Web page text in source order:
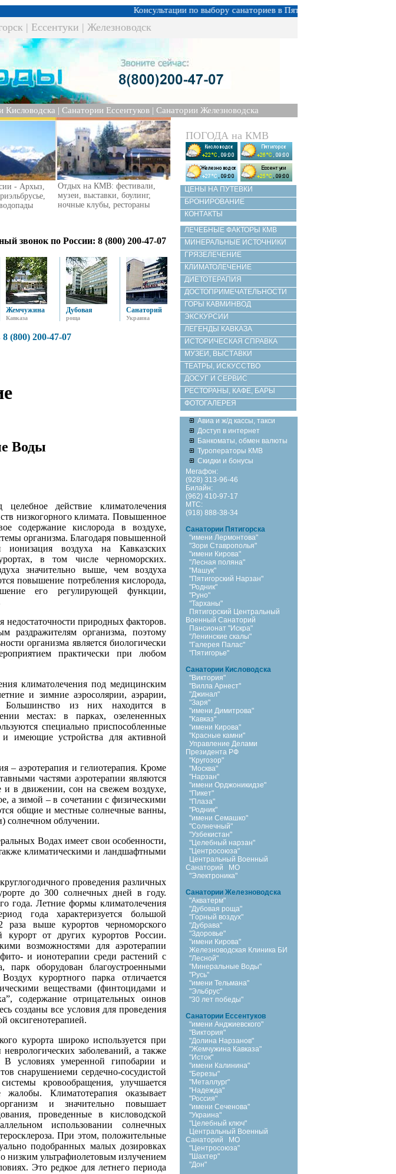
Консультации по выбору санаториев в Пятигорске, Кисловодске,
| Ессентуки | Железноводск
Кисловодска | Санатории Ессентуков| Санатории Железноводска
- Архыз,
Отдых на КМВ: фестивали,
музеи, выставки, боулинг,
ночные клубы, рестораны
ПОГОДА на КМВ
ЦЕНЫ НА ПУТЕВКИ
БРОНИРОВАНИЕ
КОНТАКТЫ
звонок по России: 8 (800) 200-47-07
Жемчужина
Кавказа
Дубовая
роща
Санаторий
Украина
(800) 200-47-07
Воды
действие климатолечения
низкогорного климата. Повышенное
содержание кислорода в воздухе,
организма. Благодаря повышенной
ионизация воздуха на Кавказских
в том числе черноморских.
значительно выше, чем воздуха
повышение потребления кислорода,
его регулирующей функции,
природных факторов.
раздражителям организма, поэтому
организма является биологически
практически при любом
климатолечения под медицинским
и зимние аэросолярии, аэрарии,
Большинство из них находится в
местах: в парках, озелененных
специально приспособленные
имеющие устройства для активной
– аэротерапия и гелиотерапия. Кроме
частями аэротерапии являются
и в движении, сон на свежем воздухе,
а зимой – в сочетании с физическими
общие и местные солнечные ванны,
солнечном облучении.
Водах имеет свои особенности,
климатическими и ландшафтными
проведения различных
до 300 солнечных дней в году.
года. Летние формы климатолечения
года характеризуется большой
раза выше курортов черноморского
курорт от других курортов России.
возможностями для аэротерапии
и ионотерапии среди растений с
оборудован благоустроенными
курортного парка отличается
веществами (финтоцидами и
содержание отрицательных оинов
созданы все условия для проведения
оксигенотерапией.
курорта широко используется при
заболеваний, а также
В условиях умеренной гипобарии и
снарушениеми сердечно-сосудистой
кровообращения, улучшается
жалобы. Климатотерапия оказывает
и значительно повышает
проведенные в кисловодской
использовании солнечных
При этом, положительные
подобранных малых дозировках
низким ультрафиолетовым излучением
Это редкое для летнего периода
ЛЕЧЕБНЫЕ ФАКТОРЫ КМВ
МИНЕРАЛЬНЫЕ ИСТОЧНИКИ
ГРЯЗЕЛЕЧЕНИЕ
КЛИМАТОЛЕЧЕНИЕ
ДИЕТОТЕРАПИЯ
ДОСТОПРИМЕЧАТЕЛЬНОСТИ
ГОРЫ КАВМИНВОД
ЭКСКУРСИИ
ЛЕГЕНДЫ КАВКАЗА
ИСТОРИЧЕСКАЯ СПРАВКА
МУЗЕИ, ВЫСТАВКИ
ТЕАТРЫ, ИСКУССТВО
ДОСУГ И СЕРВИС
РЕСТОРАНЫ, КАФЕ, БАРЫ
ФОТОГАЛЕРЕЯ
Авиа и ж/д кассы, такси
Доступ в интернет
Банкоматы, обмен валюты
Туроператоры КМВ
Скидки и бонусы
Мегафон:
(928) 313-96-46
Билайн:
(962) 410-97-17
МТС:
(918) 888-38-34
Санатории Пятигорска
"имени Лермонтова"
"Зори Ставрополья"
"имени Кирова"
"Лесная поляна"
"Машук"
"Пятигорский Нарзан"
"Родник"
"Руно"
"Тарханы"
Пятигорский Центральный
Военный Санаторий
Пансионат "Искра"
"Ленинские скалы"
"Галерея Палас"
"Пятигорье"
Санатории Кисловодска
"Виктория"
"Вилла Арнест"
"Джинал"
"Заря"
"имени Димитрова"
"Кавказ"
"имени Кирова"
"Красные камни"
Управление Делами
Президента РФ
"Кругозор"
"Москва"
"Нарзан"
"имени Орджоникидзе"
"Пикет"
"Плаза"
"Родник"
"имени Семашко"
"Солнечный"
"Узбекистан"
"Целебный нарзан"
"Центросоюза"
Центральный Военный
Санаторий МО
"Электроника"
Санатории Железноводска
"Акватерм"
"Дубовая роща"
"Горный воздух"
"Дубрава"
"Здоровье"
"имени Кирова"
Железноводская Клиника БИ
"Лесной"
"Минеральные Воды"
"Русь"
"имени Тельмана"
"Эльбрус"
"30 лет победы"
Санатории Ессентуков
"имени Анджиевского"
"Виктория"
"Долина Нарзанов"
"Жемчужина Кавказа"
"Исток"
"имени Калинина"
"Березы"
"Металлург"
"Надежда"
"Россия"
"имени Сеченова"
"Украина"
"Целебный ключ"
Центральный Военный
Санаторий МО
"Центросоюза"
"Шахтер"
"Дон"